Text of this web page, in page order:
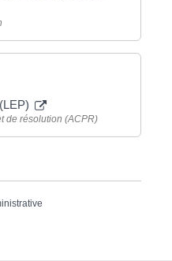
de résolution (ACPR)